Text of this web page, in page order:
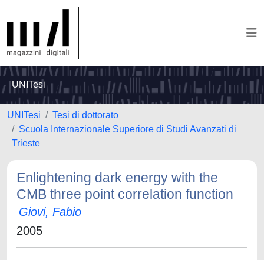
UNITesi
UNITesi
Tesi di dottorato
Scuola Internazionale Superiore di Studi Avanzati di
Trieste
Enlightening dark energy with the
CMB three point correlation function
Giovi, Fabio
2005